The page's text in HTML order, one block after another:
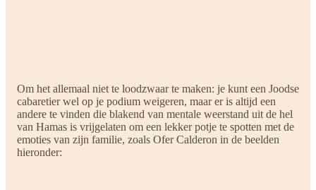
Om het allemaal niet te loodzwaar te maken: je kunt een Joodse
cabaretier wel op je podium weigeren, maar er is altijd een
andere te vinden die blakend van mentale weerstand uit de hel
van Hamas is vrijgelaten om een lekker potje te spotten met de
emoties van zijn familie, zoals Ofer Calderon in de beelden
hieronder: